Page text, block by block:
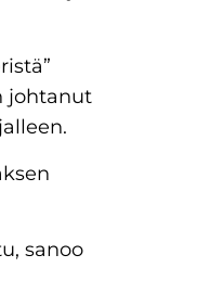
johtanut
sanoo